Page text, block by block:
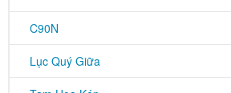
C90N
Lục Quý Giữa